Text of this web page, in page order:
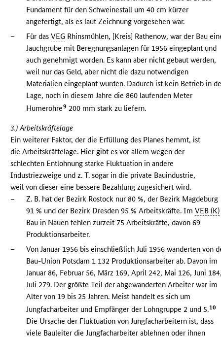
Fundament für den Schweinestall um 40 cm kürzer
angefertigt, als es laut Zeichnung vorgesehen war.
–
Für dasVEG Rhinsmühlen, [Kreis] Rathenow, war der Bau
Jauchgrube mit Beregnungsanlagen für 1956 eingeplant und
auch genehmigt worden. Es kann aber nicht gebaut werden,
weil nur das Geld, aber nicht die dazu notwendigen
Materialien eingeplant wurden. Dadurch ist kein Betrieb in
Lage, noch in diesem Jahre die 860 laufenden Meter
Humerohre9 200 mm stark zu liefern.
3.) Arbeitskräftelage
Ein weiterer Faktor, der die Erfüllung des Planes hemmt, ist
die Arbeitskräftelage. Hier gibt es vor allem wegen der
schlechten Entlohnung starke Fluktuation in andere
Industriezweige und z. T. sogar in die private Bauindustrie,
weil von dieser eine bessere Bezahlung zugesichert wird.
–
Z. B. hat der Bezirk Rostock nur 80 %, der Bezirk Magdeburg
91 % und der Bezirk Dresden 95 % Arbeitskräfte. ImVEB (K)
Bau in Nauen fehlen zurzeit 75 Arbeitskräfte, davon 69
Produktionsarbeiter.
–
Von Januar 1956 bis einschließlich Juli 1956 wanderten von
Bau-Union Potsdam 1 132 Produktionsarbeiter ab. Davon im
Januar 86, Februar 56, März 169, April 242, Mai 126, Juni
Juli 279. Der größte Teil der abgewanderten Arbeiter war im
Alter von 19 bis 25 Jahren. Meist handelt es sich um
Jungfacharbeiter und Empfänger der Lohngruppe 2 und 5.10
Die Ursache der Fluktuation von Jungfacharbeitern ist, dass
viele Bauleiter die Jungfacharbeiter ablehnen oder ihnen